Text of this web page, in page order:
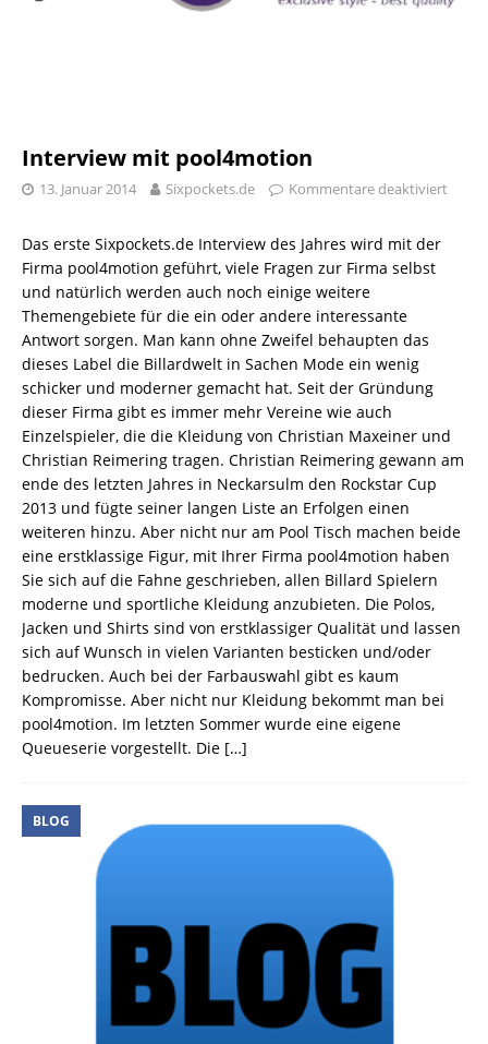
Interview mit pool4motion
13. Januar 2014 Sixpockets.de Kommentare deaktiviert
Das erste Sixpockets.de Interview des Jahres wird mit der
Firma pool4motion geführt, viele Fragen zur Firma selbst
und natürlich werden auch noch einige weitere
Themengebiete für die ein oder andere interessante
Antwort sorgen. Man kann ohne Zweifel behaupten das
dieses Label die Billardwelt in Sachen Mode ein wenig
schicker und moderner gemacht hat. Seit der Gründung
dieser Firma gibt es immer mehr Vereine wie auch
Einzelspieler, die die Kleidung von Christian Maxeiner und
Christian Reimering tragen. Christian Reimering gewann am
ende des letzten Jahres in Neckarsulm den Rockstar Cup
2013 und fügte seiner langen Liste an Erfolgen einen
weiteren hinzu. Aber nicht nur am Pool Tisch machen beide
eine erstklassige Figur, mit Ihrer Firma pool4motion haben
Sie sich auf die Fahne geschrieben, allen Billard Spielern
moderne und sportliche Kleidung anzubieten. Die Polos,
Jacken und Shirts sind von erstklassiger Qualität und lassen
sich auf Wunsch in vielen Varianten besticken und/oder
bedrucken. Auch bei der Farbauswahl gibt es kaum
Kompromisse. Aber nicht nur Kleidung bekommt man bei
pool4motion. Im letzten Sommer wurde eine eigene
Queueserie vorgestellt. Die […]
BLOG